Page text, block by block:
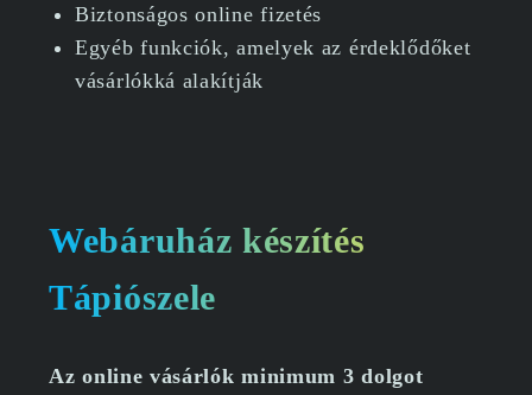
Biztonságos online fizetés
Egyéb funkciók, amelyek az érdeklődőket
vásárlókká alakítják
Webáruház készítés
Tápiószele
Az online vásárlók minimum 3 dolgot